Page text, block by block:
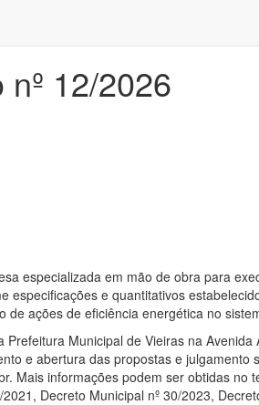
12/2026
especializada em mão de obra para
e quantitativos
ações de eficiência energética no
Municipal de Vieiras na
e abertura das propostas e
Mais informações podem ser obtidas
Decreto Municipal nº 30/2023,